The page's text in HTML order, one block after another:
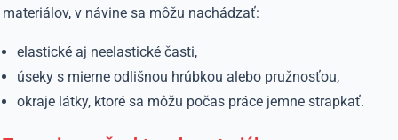
materiálov, v návine sa môžu nachádzať:
elastické aj neelastické časti,
úseky s mierne odlišnou hrúbkou alebo pružnosťou,
okraje látky, ktoré sa môžu počas práce jemne strapkať.